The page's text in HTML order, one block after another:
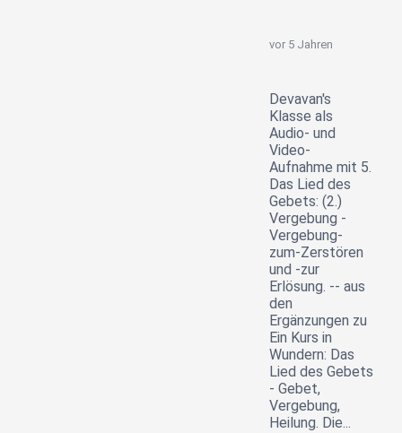
vor 5 Jahren
Devavan's
Klasse als
Audio- und
Video-
Aufnahme mit 5.
Das Lied des
Gebets: (2.)
Vergebung -
Vergebung-
zum-Zerstören
und -zur
Erlösung. -- aus
den
Ergänzungen zu
Ein Kurs in
Wundern: Das
Lied des Gebets
- Gebet,
Vergebung,
Heilung. Die...